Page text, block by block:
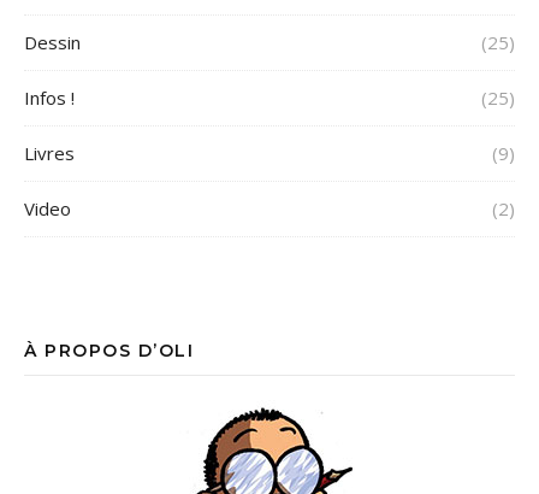
Dessin (25)
Infos ! (25)
Livres (9)
Video (2)
À PROPOS D’OLI